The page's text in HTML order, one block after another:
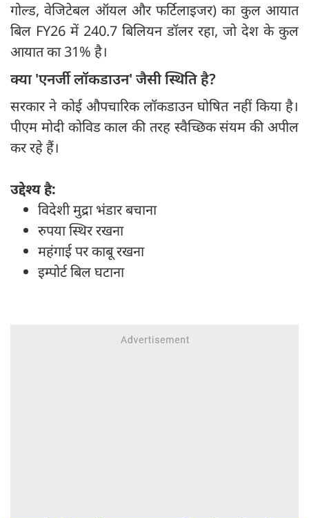
गोल्ड, वेजिटेबल ऑयल और फर्टिलाइजर) का कुल आयात
बिल FY26 में 240.7 बिलियन डॉलर रहा, जो देश के कुल
आयात का 31% है।
क्या 'एनर्जी लॉकडाउन' जैसी स्थिति है?
सरकार ने कोई औपचारिक लॉकडाउन घोषित नहीं किया है।
पीएम मोदी कोविड काल की तरह स्वैच्छिक संयम की अपील
कर रहे हैं।
उद्देश्य है:
विदेशी मुद्रा भंडार बचाना
रुपया स्थिर रखना
महंगाई पर काबू रखना
इम्पोर्ट बिल घटाना